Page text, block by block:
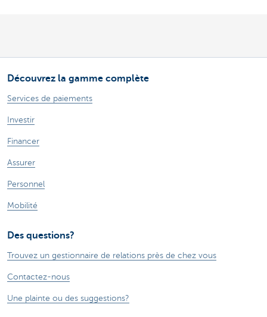
Découvrez la gamme complète
Services de paiements
Investir
Financer
Assurer
Personnel
Mobilité
Des questions?
Trouvez un gestionnaire de relations près de chez vous
Contactez-nous
Une plainte ou des suggestions?